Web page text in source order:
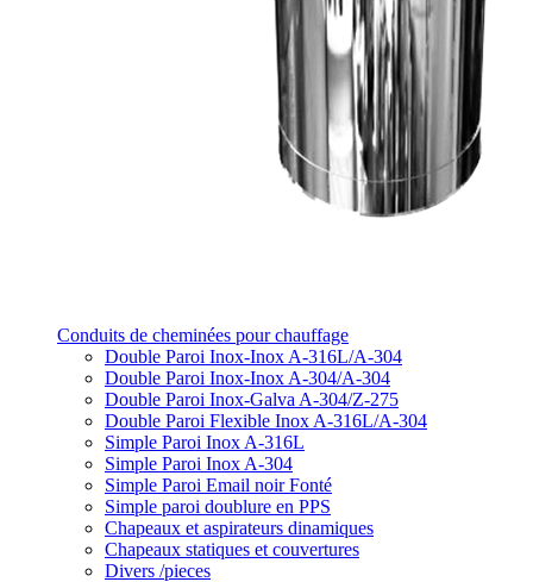
Conduits de cheminées pour chauffage
Double Paroi Inox-Inox A-316L/A-304
Double Paroi Inox-Inox A-304/A-304
Double Paroi Inox-Galva A-304/Z-275
Double Paroi Flexible Inox A-316L/A-304
Simple Paroi Inox A-316L
Simple Paroi Inox A-304
Simple Paroi Email noir Fonté
Simple paroi doublure en PPS
Chapeaux et aspirateurs dinamiques
Chapeaux statiques et couvertures
Divers /pieces